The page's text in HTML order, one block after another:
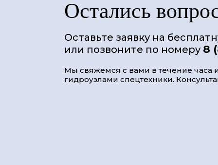
Остались
Оставьте заявку на
или позвоните по номеру 8
Мы свяжемся с вами в течение часа
гидроузлами спецтехники.